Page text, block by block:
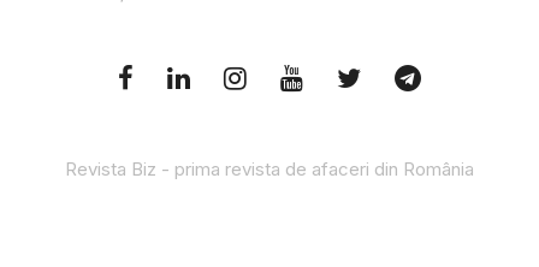
Revista Biz - prima revista de afaceri din România